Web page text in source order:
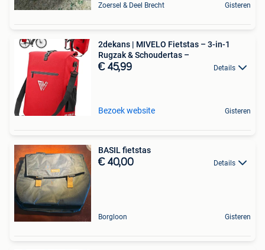
Zoersel & Deel Brecht Gisteren
2dekans | MIVELO Fietstas – 3-in-1
Rugzak & Schoudertas –
€ 45,99 Details
Bezoek website Gisteren
BASIL fietstas
€ 40,00 Details
Borgloon Gisteren